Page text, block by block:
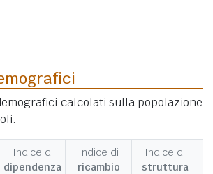
calcolati sulla popolazione
Indice di
dipendenza
Indice di
ricambio
Indice di
struttura